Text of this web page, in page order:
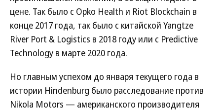
цене. Так было с Opko Health и Riot Blockchain в
конце 2017 года, так было с китайской Yangtze
River Port & Logistics в 2018 году или с Predictive
Technology в марте 2020 года.
Но главным успехом до января текущего года в
истории Hindenburg было расследование против
Nikola Motors — американского производителя